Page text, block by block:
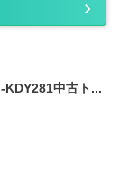
KDY281中古ト...